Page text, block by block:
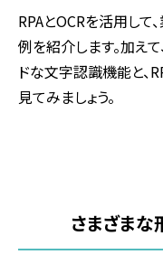
RPAとOCRを活用して
例を紹介します。加えて
ドな文字認識機能と、
見てみましょう。
さまざま